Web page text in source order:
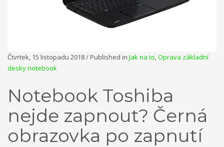
Čtvrtek, 15 listopadu 2018/Published in Jak na to,Oprava základní
desky notebook
Notebook Toshiba
nejde zapnout? Černá
obrazovka po zapnutí